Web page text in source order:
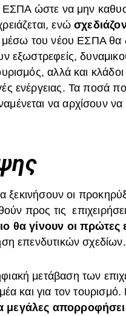
ώστε να μην
ενώ
μέσω του νέου ΕΣΠΑ θα
εξωστρεφείς,
αλλά και
ενέργειας. Τα ποσά
να αρχίσουν να
ξεκινήσουν οι
προς τις
θα γίνουν οι πρώτες
επενδυτικών σχεδίων.
μετάβαση των
και για τον
μεγάλες